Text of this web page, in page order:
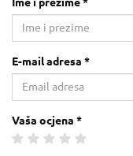
E-mail adresa *
Vaša ocjena *